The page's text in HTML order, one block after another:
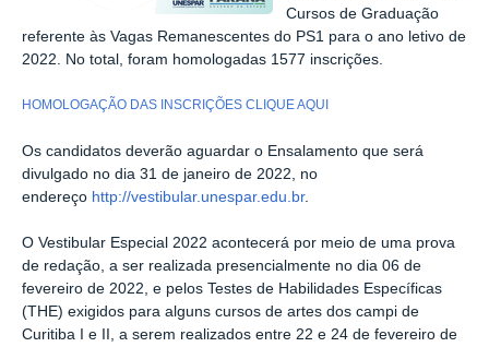
Cursos de Graduação
referente às Vagas Remanescentes do PS1 para o ano letivo de
2022. No total, foram homologadas 1577 inscrições.
HOMOLOGAÇÃO DAS INSCRIÇÕES CLIQUE AQUI
Os candidatos deverão aguardar o Ensalamento que será
divulgado no dia 31 de janeiro de 2022, no
endereço http://vestibular.unespar.edu.br.
O Vestibular Especial 2022 acontecerá por meio de uma prova
de redação, a ser realizada presencialmente no dia 06 de
fevereiro de 2022, e pelos Testes de Habilidades Específicas
(THE) exigidos para alguns cursos de artes dos campi de
Curitiba I e II, a serem realizados entre 22 e 24 de fevereiro de